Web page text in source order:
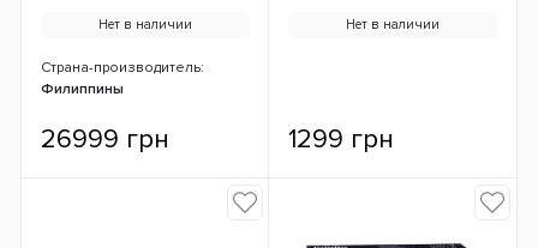
Нет в наличии
Страна-производитель:
Филиппины
26999 грн
Нет в наличии
1299 грн